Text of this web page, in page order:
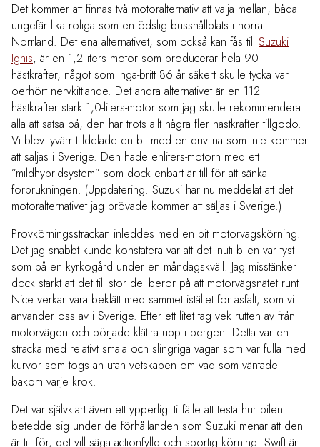
Det kommer att finnas två motoralternativ att välja mellan, båda
ungefär lika roliga som en ödslig busshållplats i norra
Norrland. Det ena alternativet, som också kan fås till Suzuki
Ignis, är en 1,2-liters motor som producerar hela 90
hästkrafter, något som Inga-britt 86 år säkert skulle tycka var
oerhört nervkittlande. Det andra alternativet är en 112
hästkrafter stark 1,0-liters-motor som jag skulle rekommendera
alla att satsa på, den har trots allt några fler hästkrafter tillgodo.
Vi blev tyvärr tilldelade en bil med en drivlina som inte kommer
att säljas i Sverige. Den hade enliters-motorn med ett
”mildhybridsystem” som dock enbart är till för att sänka
förbrukningen. (Uppdatering: Suzuki har nu meddelat att det
motoralternativet jag prövade kommer att säljas i Sverige.)
Provkörningssträckan inleddes med en bit motorvägskörning.
Det jag snabbt kunde konstatera var att det inuti bilen var tyst
som på en kyrkogård under en måndagskväll. Jag misstänker
dock starkt att det till stor del beror på att motorvägsnätet runt
Nice verkar vara beklätt med sammet istället för asfalt, som vi
använder oss av i Sverige. Efter ett litet tag vek rutten av från
motorvägen och började klättra upp i bergen. Detta var en
sträcka med relativt smala och slingriga vägar som var fulla med
kurvor som togs an utan vetskapen om vad som väntade
bakom varje krök.
Det var självklart även ett ypperligt tillfälle att testa hur bilen
betedde sig under de förhållanden som Suzuki menar att den
är till för, det vill säga actionfylld och sportig körning. Swift är